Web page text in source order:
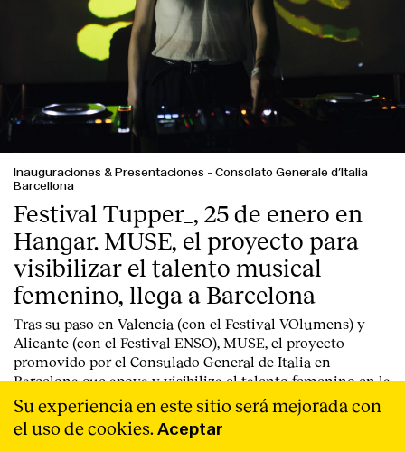
Inauguraciones & Presentaciones - Consolato Generale d’Italia
Barcellona
Festival Tupper_, 25 de enero en
Hangar. MUSE, el proyecto para
visibilizar el talento musical
femenino, llega a Barcelona
Tras su paso en Valencia (con el Festival VOlumens) y
Alicante (con el Festival ENSO), MUSE, el proyecto
promovido por el Consulado General de Italia en
Barcelona que apoya y visibiliza el talento femenino en la
industria musical y creativa más experimental, llega a
Barcelona.
Leer Más
Su experiencia en este sitio será mejorada con
el uso de cookies. Aceptar